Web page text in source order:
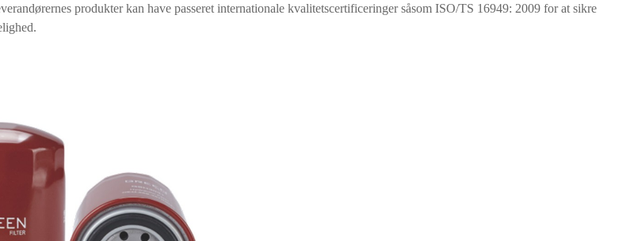
produkter kan have passeret internationale kvalitetscertificeringer såsom ISO/TS 16949: 2009 for at sikre